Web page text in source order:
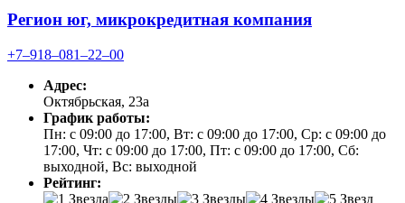
Регион юг, микрокредитная компания
+7‒918‒081‒22‒00
Адрес:
Октябрьская, 23а
График работы:
Пн: с 09:00 до 17:00, Вт: с 09:00 до 17:00, Ср: с 09:00 до
17:00, Чт: с 09:00 до 17:00, Пт: с 09:00 до 17:00, Сб:
выходной, Вс: выходной
Рейтинг: